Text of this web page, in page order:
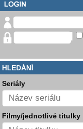
HLEDÁNÍ
Seriály
Filmy/jednotlivé titulky